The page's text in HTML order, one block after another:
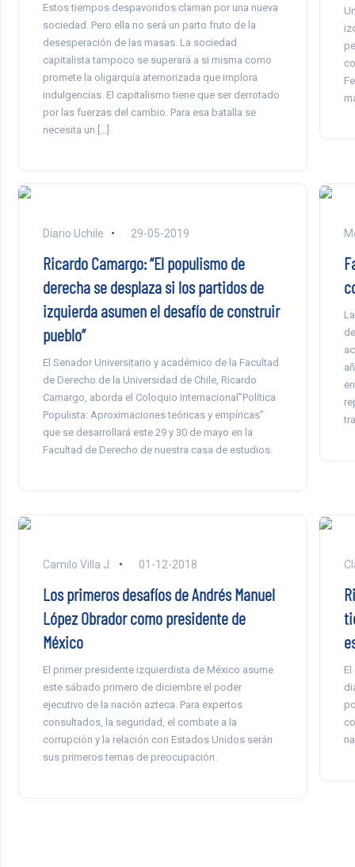
Estos tiempos despavoridos claman por una nueva
sociedad. Pero ella no será un parto fruto de la
desesperación de las masas. La sociedad
capitalista tampoco se superará a si misma como
promete la oligarquía atemorizada que implora
indulgencias. El capitalismo tiene que ser derrotado
por las fuerzas del cambio. Para esa batalla se
necesita un […]
Diario Uchile 29-05-2019
Ricardo Camargo: “El populismo de
derecha se desplaza si los partidos de
izquierda asumen el desafío de construir
pueblo”
El Senador Universitario y académico de la Facultad
de Derecho de la Universidad de Chile, Ricardo
Camargo, aborda el Coloquio Internacional”Política
Populista: Aproximaciones teóricas y empíricas”
que se desarrollará este 29 y 30 de mayo en la
Facultad de Derecho de nuestra casa de estudios.
Camilo Villa J. 01-12-2018
Los primeros desafíos de Andrés Manuel
López Obrador como presidente de
México
El primer presidente izquierdista de México asume
este sábado primero de diciembre el poder
ejecutivo de la nación azteca. Para expertos
consultados, la seguridad, el combate a la
corrupción y la relación con Estados Unidos serán
sus primeros temas de preocupación.